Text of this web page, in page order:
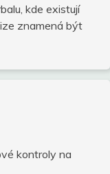
kde existují
znamená být
kontroly na